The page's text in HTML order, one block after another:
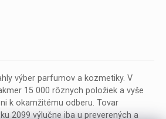
výber parfumov a kozmetiky. V
15 000 rôznych položiek a vyše
k okamžitému odberu. Tovar
2099 výlučne iba u preverených a